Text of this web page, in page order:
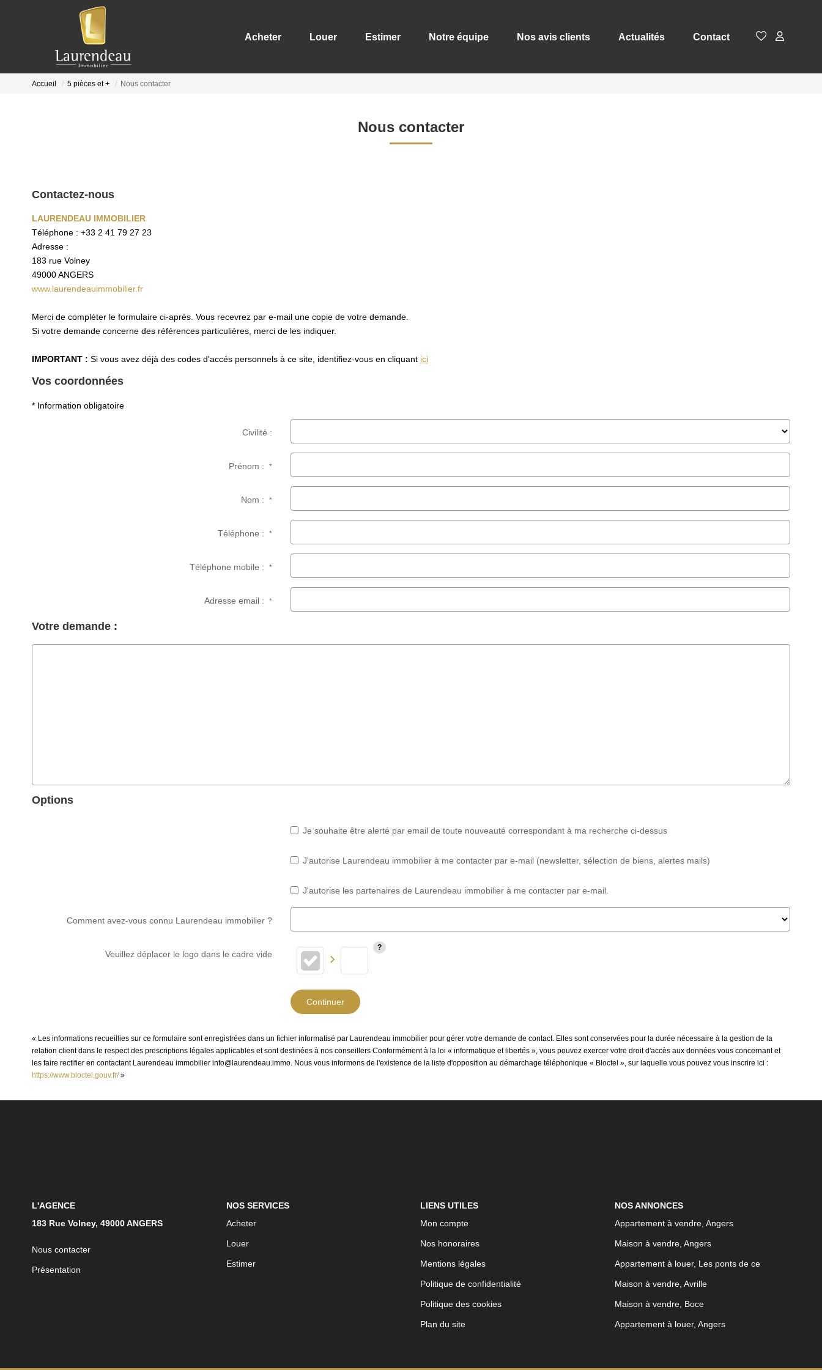
Acheter Louer Estimer Notre équipe Nos avis clients Actualités Contact
Accueil 5 pièces et + Nous contacter
Nous contacter
Contactez-nous
LAURENDEAU IMMOBILIER
Téléphone : +33 2 41 79 27 23
Adresse :
183 rue Volney
49000ANGERS
www.laurendeauimmobilier.fr
Merci de compléter le formulaire ci-après. Vous recevrez par e-mail une copie de votre demande.
Si votre demande concerne des références particulières, merci de les indiquer.
IMPORTANT : Si vous avez déjà des codes d'accés personnels à ce site, identifiez-vous en cliquant ici
Vos coordonnées
* Information obligatoire
Civilité :
Prénom :*
Nom :*
Téléphone :*
Téléphone mobile :*
Adresse email :*
Votre demande :
Options
Je souhaite être alerté par email de toute nouveauté correspondant à ma recherche ci-dessus
J'autorise Laurendeau immobilier à me contacter par e-mail (newsletter, sélection de biens, alertes mails)
J'autorise les partenaires de Laurendeau immobilier à me contacter par e-mail.
Comment avez-vous connu Laurendeau immobilier ?
Veuillez déplacer le logo dans le cadre vide
Continuer
« Les informations recueillies sur ce formulaire sont enregistrées dans un fichier informatisé par Laurendeau immobilier pour gérer votre demande de contact. Elles sont conservées pour la durée nécessaire à la gestion de la
relation client dans le respect des prescriptions légales applicables et sont destinées à nos conseillers Conformément à la loi « informatique et libertés », vous pouvez exercer votre droit d'accès aux données vous concernant et
les faire rectifier en contactant Laurendeau immobilier info@laurendeau.immo. Nous vous informons de l'existence de la liste d'opposition au démarchage téléphonique « Bloctel », sur laquelle vous pouvez vous inscrire ici :
https://www.bloctel.gouv.fr/»
L'AGENCE
183 Rue Volney, 49000 ANGERS
Nous contacter
Présentation
NOS SERVICES
Acheter
Louer
Estimer
LIENS UTILES
Mon compte
Nos honoraires
Mentions légales
Politique de confidentialité
Politique des cookies
Plan du site
NOS ANNONCES
Appartement à vendre, Angers
Maison à vendre, Angers
Appartement à louer, Les ponts de ce
Maison à vendre, Avrille
Maison à vendre, Boce
Appartement à louer, Angers